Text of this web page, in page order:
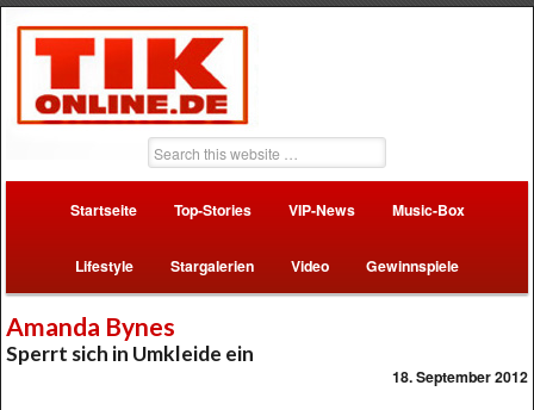
Startseite Top-Stories VIP-News Music-Box
Lifestyle Stargalerien Video Gewinnspiele
Amanda Bynes
Sperrt sich in Umkleide ein
18. September 2012